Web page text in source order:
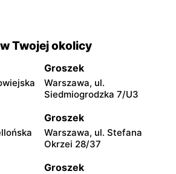
Twojej okolicy
Groszek
Warszawa, ul.
Siedmiogrodzka 7/U3
Groszek
Warszawa, ul. Stefana
Okrzei 28/37
Groszek